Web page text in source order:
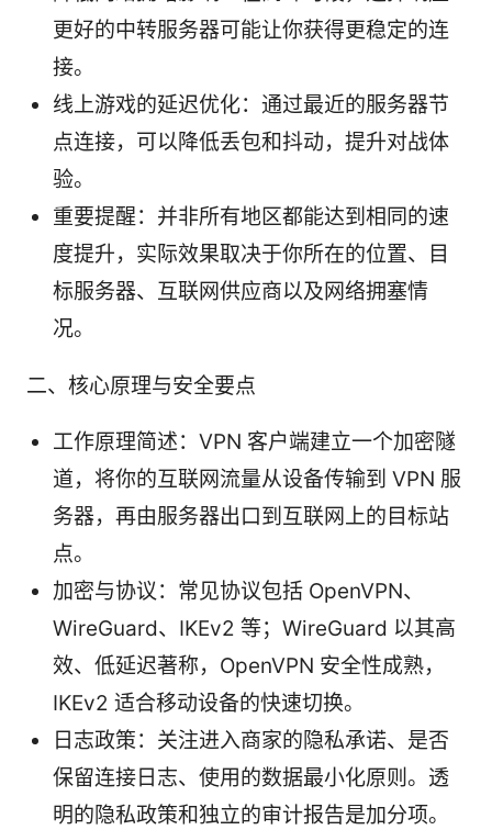
更好的中转服务器可能让你获得更稳定的连
接。
线上游戏的延迟优化：通过最近的服务器节
点连接，可以降低丢包和抖动，提升对战体
验。
重要提醒：并非所有地区都能达到相同的速
度提升，实际效果取决于你所在的位置、目
标服务器、互联网供应商以及网络拥塞情
况。
二、核心原理与安全要点
工作原理简述：VPN 客户端建立一个加密隧
道，将你的互联网流量从设备传输到 VPN 服
务器，再由服务器出口到互联网上的目标站
点。
加密与协议：常见协议包括 OpenVPN、
WireGuard、IKEv2 等；WireGuard 以其高
效、低延迟著称，OpenVPN 安全性成熟，
IKEv2 适合移动设备的快速切换。
日志政策：关注进入商家的隐私承诺、是否
保留连接日志、使用的数据最小化原则。透
明的隐私政策和独立的审计报告是加分项。